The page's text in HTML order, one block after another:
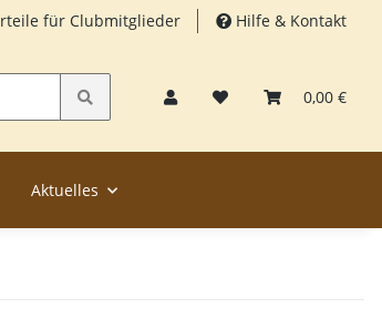
für Clubmitglieder Hilfe & Kontakt
0,00 €
Aktuelles